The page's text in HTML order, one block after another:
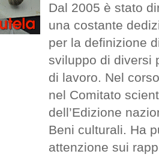
Dal 2005 è stato
una costante
per la definizione
sviluppo di diversi
di lavoro. Nel
nel Comitato
dell’Edizione
Beni culturali. Ha
attenzione sui